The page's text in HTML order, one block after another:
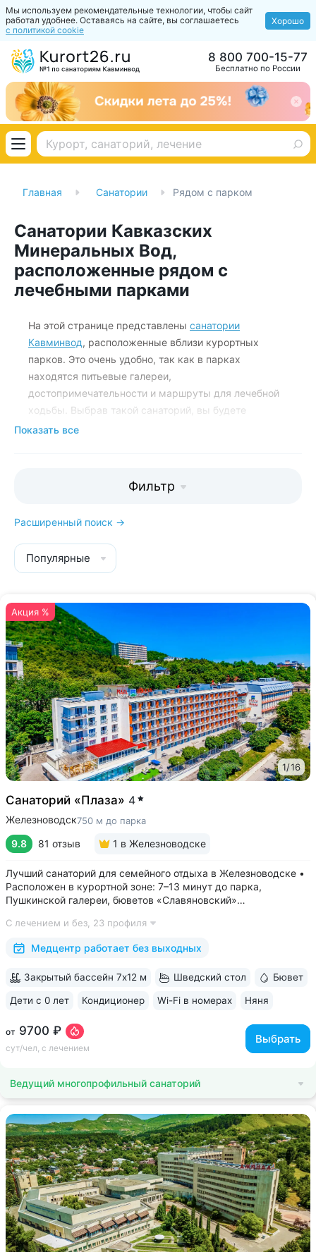
Мы используем рекомендательные технологии, чтобы сайт
работал удобнее. Оставаясь на сайте, вы соглашаетесь
с политикой cookie
Хорошо
Бесплатно по России
8 800 700-15-77
Главная Санатории Рядом с парком
Санатории Кавказских
Минеральных Вод,
расположенные рядом с
лечебными парками
На этой странице представлены санатории
Кавминвод, расположенные вблизи курортных
парков. Это очень удобно, так как в парках
находятся питьевые галереи,
достопримечательности и маршруты для лечебной
ходьбы. Выбрав такой санаторий, вы будете
совершать приятные утренние прогулки среди
рядом с лечебным парком:
консультация бесплатны.
Показать все
Фильтр
Расширенный поиск →
Популярные
Акция %
1/16
Санаторий «Плаза» 4
Железноводск750 м до парка
9.8 81 отзыв 1 в Железноводске
Лучший санаторий для семейного отдыха в Железноводске •
Расположен в курортной зоне: 7–13 минут до парка,
Пушкинской галереи, бюветов «Славяновский»
«Славяновская» • Все в одном здании: не нужно выходить
на улицу, чтобы получить лечение,...
С лечением и без, 23 профиля
Медцентр работает без выходных
от 9700 ₽
сут/чел, с лечением
Выбрать
Закрытый бассейн 7х12 м Шведский стол Бювет
Дети с 0 лет Кондиционер Wi-Fi в номерах Няня
ещё 6
Ведущий многопрофильный санаторий